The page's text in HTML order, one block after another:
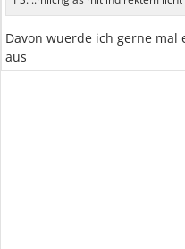
Davon wuerde ich gerne
aus